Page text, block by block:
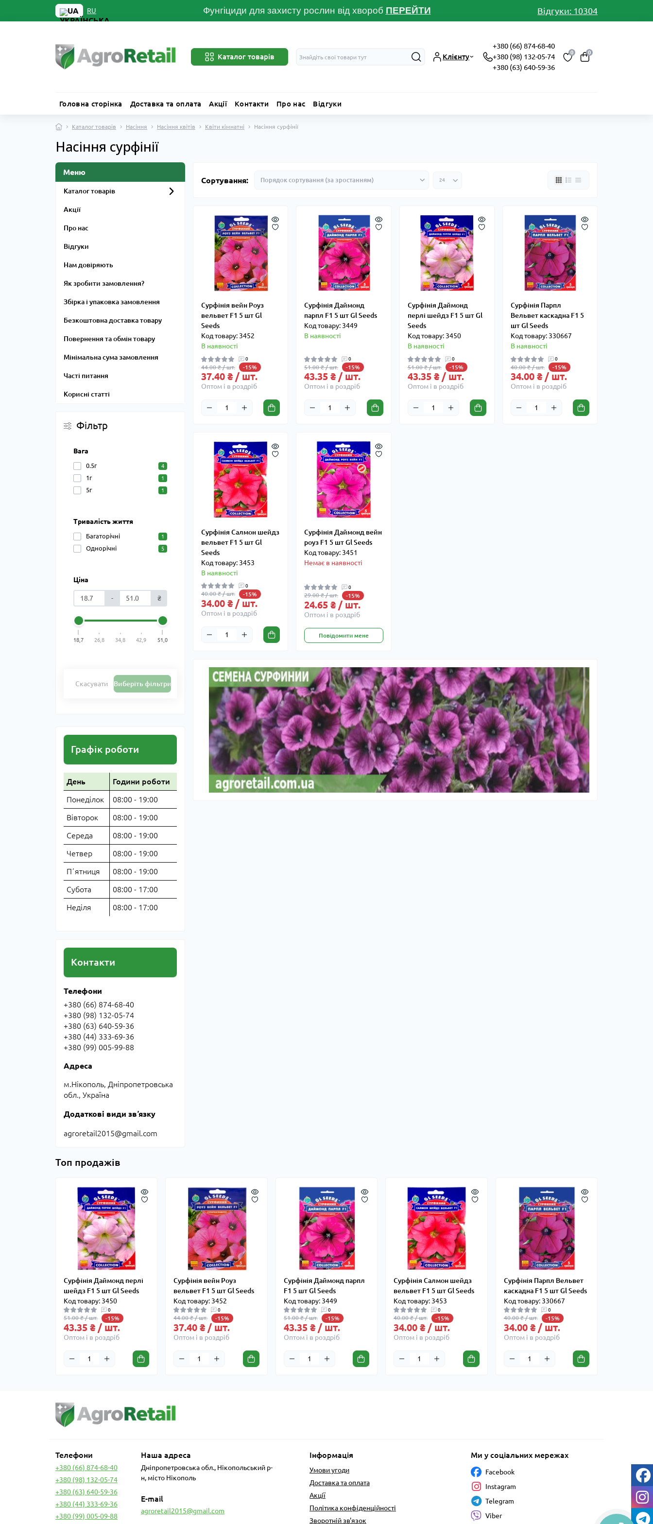
UA RU Фунгіциди для захисту рослин від хвороб ПЕРЕЙТИ Відгуки: 10304
Каталог товарів Клієнту
+380 (66) 874-68-40
+380 (98) 132-05-74
+380 (63) 640-59-36
0 0
Головна сторінка Доставка та оплата Акції Контакти Про нас Відгуки
Каталог товарів Насіння Насіння квітів Квіти кімнатні Насіння сурфінії
Насіння сурфінії
Меню
Каталог товарів
Акції
Про нас
Відгуки
Нам довіряють
Як зробити замовлення?
Збірка і упаковка замовлення
Безкоштовна доставка товару
Повернення та обмін товару
Мінімальна сума замовлення
Часті питання
Корисні статті
Фільтр
Вага
0.5г 4
1г 1
5г 1
Тривалість життя
Багаторічні 1
Однорічні 5
Ціна
- ₴
18,7 26,8 34,8 42,9 51,0
Скасувати Виберіть фільтри
Графік роботи
День Години роботи
Понеділок 08:00 - 19:00
Вівторок 08:00 - 19:00
Середа 08:00 - 19:00
Четвер 08:00 - 19:00
Пʼятниця 08:00 - 19:00
Субота 08:00 - 17:00
Неділя 08:00 - 17:00
Контакти
Телефони
+380 (66) 874-68-40
+380 (98) 132-05-74
+380 (63) 640-59-36
+380 (44) 333-69-36
+380 (99) 005-99-88
Адреса
м.Нікополь, Дніпропетровська
обл., Україна
Додаткові види звʼязку
agroretail2015@gmail.com
Сортування:
Сурфінія вейн Роуз
вельвет F1 5 шт Gl
Seeds
Код товару: 3452
В наявності
0
44.00 ₴ / шт. -15%
37.40 ₴ / шт.
Оптом і в роздріб
Сурфінія Даймонд
парпл F1 5 шт Gl Seeds
Код товару: 3449
В наявності
0
51.00 ₴ / шт. -15%
43.35 ₴ / шт.
Оптом і в роздріб
Сурфінія Даймонд
перлі шейдз F1 5 шт Gl
Seeds
Код товару: 3450
В наявності
0
51.00 ₴ / шт. -15%
43.35 ₴ / шт.
Оптом і в роздріб
Сурфінія Парпл
Вельвет каскадна F1 5
шт Gl Seeds
Код товару: 330667
В наявності
0
40.00 ₴ / шт. -15%
34.00 ₴ / шт.
Оптом і в роздріб
Сурфінія Салмон шейдз
вельвет F1 5 шт Gl
Seeds
Код товару: 3453
В наявності
0
40.00 ₴ / шт. -15%
34.00 ₴ / шт.
Оптом і в роздріб
Сурфінія Даймонд вейн
роуз F1 5 шт Gl Seeds
Код товару: 3451
Немає в наявності
0
29.00 ₴ / шт. -15%
24.65 ₴ / шт.
Оптом і в роздріб
Повідомити мене
Топ продажів
Сурфінія Даймонд перлі
шейдз F1 5 шт Gl Seeds
Код товару: 3450
0
51.00 ₴ / шт. -15%
43.35 ₴ / шт.
Оптом і в роздріб
Сурфінія вейн Роуз
вельвет F1 5 шт Gl Seeds
Код товару: 3452
0
44.00 ₴ / шт. -15%
37.40 ₴ / шт.
Оптом і в роздріб
Сурфінія Даймонд парпл
F1 5 шт Gl Seeds
Код товару: 3449
0
51.00 ₴ / шт. -15%
43.35 ₴ / шт.
Оптом і в роздріб
Сурфінія Салмон шейдз
вельвет F1 5 шт Gl Seeds
Код товару: 3453
0
40.00 ₴ / шт. -15%
34.00 ₴ / шт.
Оптом і в роздріб
Сурфінія Парпл Вельвет
каскадна F1 5 шт Gl Seeds
Код товару: 330667
0
40.00 ₴ / шт. -15%
34.00 ₴ / шт.
Оптом і в роздріб
Телефони
+380 (66) 874-68-40
+380 (98) 132-05-74
+380 (63) 640-59-36
+380 (44) 333-69-36
+380 (99) 005-09-88
Наша адреса
Дніпропетровська обл., Нікопольський р-
н, місто Нікополь
E-mail
agroretail2015@gmail.com
Інформація
Умови угоди
Доставка та оплата
Акції
Політика конфіденційності
Зворотній зв'язок
Ми у соціальних мережах
Facebook
Instagram
Telegram
Viber